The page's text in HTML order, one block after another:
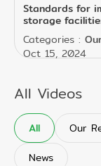
Standards for
storage
supplements,
compliance
Categories :
Oct 15, 2024
All Videos
All Our
News